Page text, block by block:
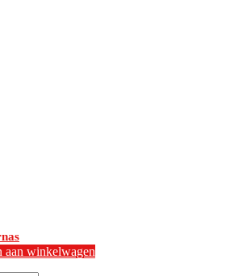
aan winkelwagen